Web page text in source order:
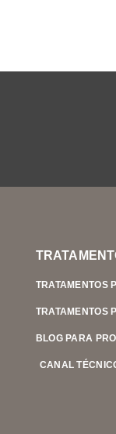
TRATAMENTOS
TRATAMENTOS
BLOG PARA
CANAL